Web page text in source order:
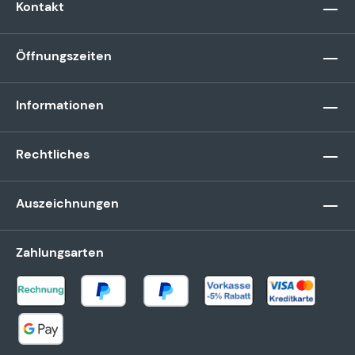
Kontakt
Öffnungszeiten
Informationen
Rechtliches
Auszeichnungen
Zahlungsarten